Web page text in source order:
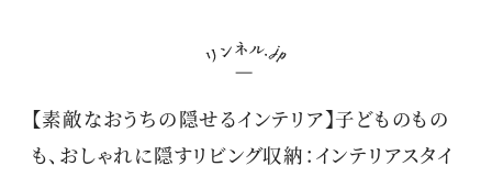
【素敵なおうちの隠せるインテリア】子どものもの
も、おしゃれに隠すリビング収納：インテリアスタイ